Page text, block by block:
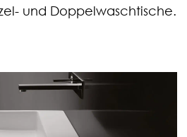
und Doppelwaschtische.